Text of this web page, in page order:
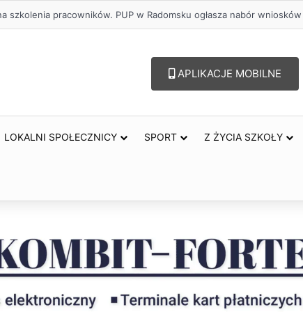
– lepszy wybór. Radomsko włącza się w Miesiąc Trzeźwości
APLIKACJE MOBILNE
LOKALNI SPOŁECZNICY SPORT Z ŻYCIA SZKOŁY